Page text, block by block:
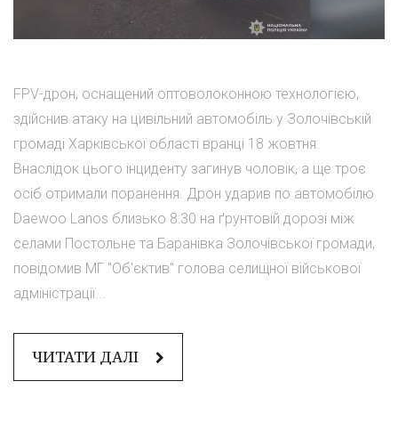
FPV-дрон, оснащений оптоволоконною технологією,
здійснив атаку на цивільний автомобіль у Золочівській
громаді Харківської області вранці 18 жовтня.
Внаслідок цього інциденту загинув чоловік, а ще троє
осіб отримали поранення. Дрон ударив по автомобілю
Daewoo Lanos близько 8:30 на ґрунтовій дорозі між
селами Постольне та Баранівка Золочівської громади,
повідомив МГ "Об'єктив" голова селищної військової
адміністрації...
ЧИТАТИ ДАЛІ